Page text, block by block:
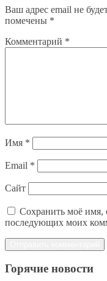
Ваш адрес email не
помечены *
Комментарий *
Имя *
Email *
Сайт
Сохранить моё имя,
последующих моих
Горячие новости